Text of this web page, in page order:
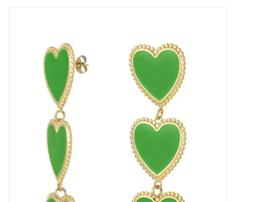
Accessoires
Home deco
Herensokken